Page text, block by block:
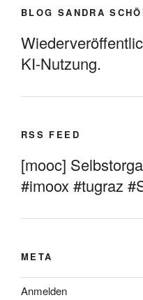
BLOG SANDRA
KI-Nutzung.
RSS FEED
[mooc]
#imoox #tugraz
META
Anmelden